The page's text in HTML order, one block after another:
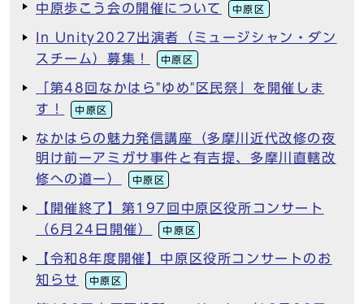
中原歩こう会の開催について 中原区
In Unity2027出演者（ミュージシャン・ダン
スチーム）募集！
中原区
「第48回なかはら"ゆめ"区民祭」を開催しま
す！
中原区
なかはらの魅力発信講座（多摩川近代改修の夜
明け前ーアミガサ事件と有吉提、多摩川直轄改
修への道ー）
中原区
【開催終了】第197回中原区役所コンサート
（6月24日開催）
中原区
【令和8年度開催】中原区役所コンサートのお
知らせ
中原区